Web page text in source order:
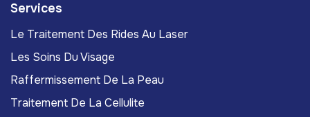
Services
Le Traitement Des Rides Au Laser
Les Soins Du Visage
Raffermissement De La Peau
Traitement De La Cellulite